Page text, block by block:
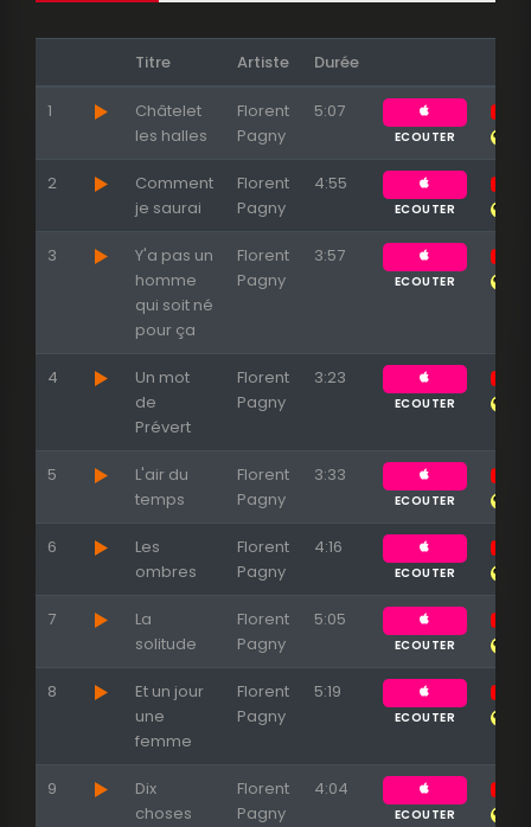
Titre Artiste Durée
1
Châtelet
les halles
Florent
Pagny
5:07
ECOUTER
2
Comment
je saurai
Florent
Pagny
4:55
ECOUTER
3
Y'a pas un
homme
qui soit né
pour ça
Florent
Pagny
3:57
ECOUTER
4
Un mot
de
Prévert
Florent
Pagny
3:23
ECOUTER
5
L'air du
temps
Florent
Pagny
3:33
ECOUTER
6
Les
ombres
Florent
Pagny
4:16
ECOUTER
7
La
solitude
Florent
Pagny
5:05
ECOUTER
8
Et un jour
une
femme
Florent
Pagny
5:19
ECOUTER
9
Dix
choses
Florent
Pagny
4:04
ECOUTER